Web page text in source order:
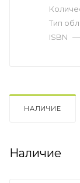
Тип
ISBN —
НАЛИЧИЕ
Наличие